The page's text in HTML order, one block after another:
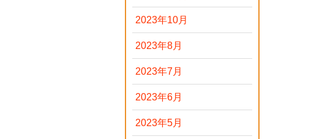
2023年10月
2023年8月
2023年7月
2023年6月
2023年5月